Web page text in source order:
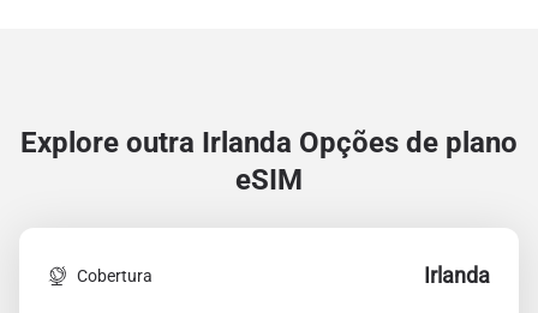
Explore outra Irlanda Opções de plano
eSIM
Cobertura Irlanda